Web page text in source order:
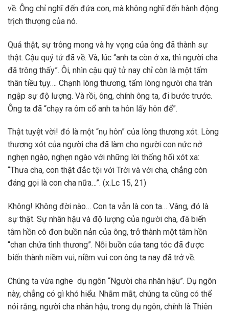
về. Ông chỉ nghĩ đến đứa con, mà không nghĩ đến hành động
trịch thượng của nó.
Quả thật, sự trông mong và hy vọng của ông đã thành sự
thật. Cậu quý tử đã về. Và, lúc “anh ta còn ở xa, thì người cha
đã trông thấy”. Ôi, nhìn cậu quý tử nay chỉ còn là một tấm
thân tiều tụy…. Chạnh lòng thương, tấm lòng người cha tràn
ngập sự độ lượng. Và rồi, ông, chính ông ta, đi bước trước.
Ông ta đã “chạy ra ôm cổ anh ta hôn lấy hôn để”.
Thật tuyệt vời! đó là một “nụ hôn” của lòng thương xót. Lòng
thương xót của người cha đã làm cho người con nức nở
nghẹn ngào, nghẹn ngào với những lời thống hối xót xa:
“Thưa cha, con thật đắc tội với Trời và với cha, chẳng còn
đáng gọi là con cha nữa…”. (x.Lc 15, 21)
Không! Không đời nào… Con ta vẫn là con ta… Vâng, đó là
sự thật. Sự nhân hậu và độ lượng của người cha, đã biến
tâm hồn cô đơn buồn nản của ông, trở thành một tâm hồn
“chan chứa tình thương”. Nỗi buồn của tang tóc đã được
biến thành niềm vui, niềm vui con ông ta nay đã trở về.
Chúng ta vừa nghe dụ ngôn “Người cha nhân hậu”. Dụ ngôn
này, chẳng có gì khó hiểu. Nhắm mắt, chúng ta cũng có thể
nói rằng, người cha nhân hậu, trong dụ ngôn, chính là Thiên